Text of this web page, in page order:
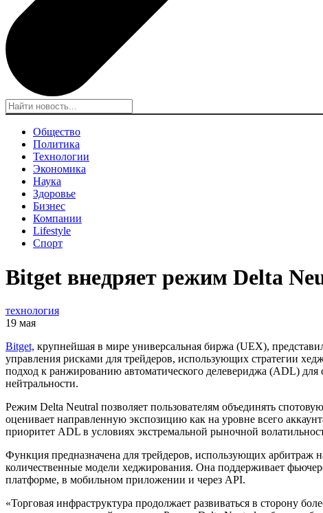
Общество
Политика
Технологии
Экономика
Наука
Здоровье
Бизнес
Компании
Lifestyle
Спорт
Bitget внедряет режим Delta
технология
19 мая
Bitget, крупнейшая в мире универсальная биржа (UEX),
управления рисками для трейдеров, использующих стратегии
подход к ранжированию автоматического делевериджа (ADL)
нейтральности.
Режим Delta Neutral позволяет пользователям объединять
оценивает направленную экспозицию как на уровне всего
приоритет ADL в условиях экстремальной рыночной
Функция предназначена для трейдеров, использующих арбитраж
количественные модели хеджирования. Она поддерживает
платформе, в мобильном приложении и через API.
«Торговая инфраструктура продолжает развиваться в сторону